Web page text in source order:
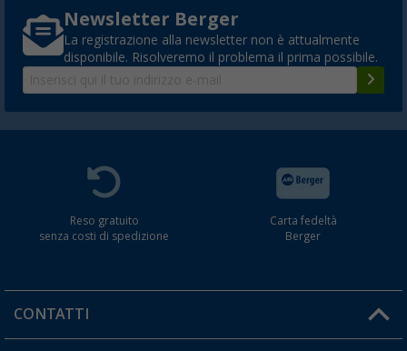
Newsletter Berger
La registrazione alla newsletter non è attualmente
disponibile. Risolveremo il problema il prima possibile.
Reso gratuito
senza costi di spedizione
Carta fedeltà
Berger
CONTATTI